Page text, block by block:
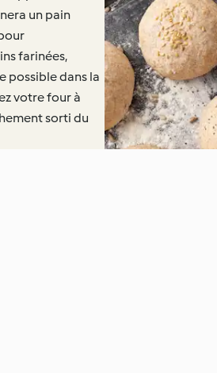
un pain
farinées,
possible dans la
votre four à
sorti du